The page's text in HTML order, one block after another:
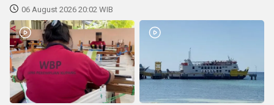
06 August 2026 20:02 WIB